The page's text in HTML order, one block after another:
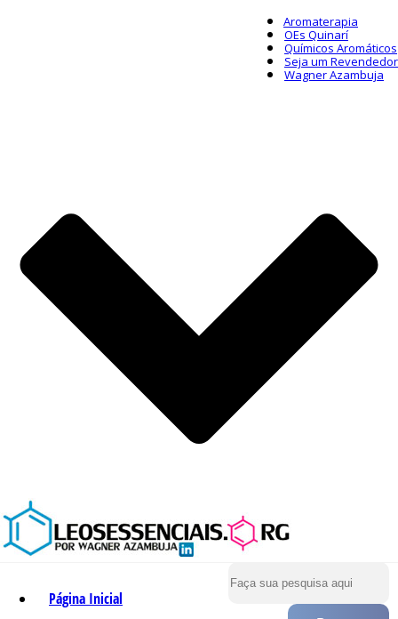
Aromaterapia
OEs Quinarí
Químicos Aromáticos
Seja um Revendedor
Wagner Azambuja
Página Inicial